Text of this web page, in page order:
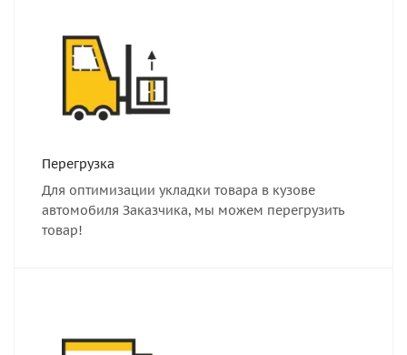
Перегрузка
Для оптимизации укладки товара в кузове
автомобиля Заказчика, мы можем перегрузить
товар!